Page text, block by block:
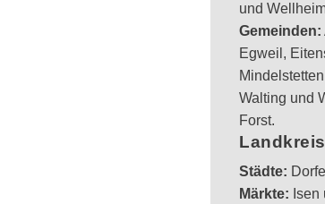
und
Gemeinden:
Egweil,
Walting und
Forst.
Städte:
Märkte: Isen